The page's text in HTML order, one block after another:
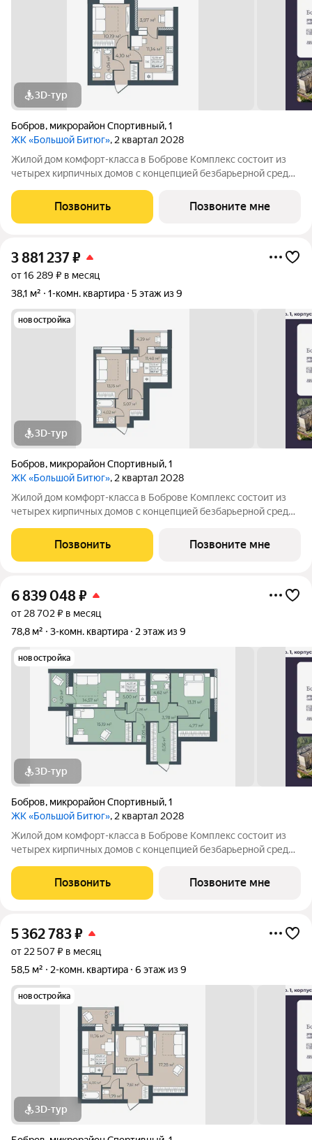
3D-тур
Бобров, микрорайон Спортивный,1
ЖК «Большой Битюг», 2 квартал 2028
Жилой дом комфорт-класса в Боброве Комплекс состоит из
четырех кирпичных домов с концепцией безбарьерной среды,
пожилых людей и родителей с колясками. Функциональное
использование квадратных
Позвонить Позвоните мне
3 881 237₽
от 16 289 ₽ в месяц
38,1 м²
1-комн. квартира 5 этаж из 9
новостройка
3D-тур
Бобров, микрорайон Спортивный,1
ЖК «Большой Битюг», 2 квартал 2028
Жилой дом комфорт-класса в Боброве Комплекс состоит из
четырех кирпичных домов с концепцией безбарьерной среды,
пожилых людей и родителей с колясками. Функциональное
использование квадратных
Позвонить Позвоните мне
6 839 048₽
от 28 702 ₽ в месяц
78,8 м²
3-комн. квартира 2 этаж из 9
новостройка
3D-тур
Бобров, микрорайон Спортивный,1
ЖК «Большой Битюг», 2 квартал 2028
Жилой дом комфорт-класса в Боброве Комплекс состоит из
четырех кирпичных домов с концепцией безбарьерной среды,
пожилых людей и родителей с колясками. Функциональное
использование квадратных
Позвонить Позвоните мне
5 362 783₽
от 22 507 ₽ в месяц
58,5 м²
2-комн. квартира 6 этаж из 9
новостройка
3D-тур